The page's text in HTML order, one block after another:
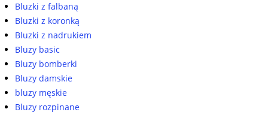
Bluzki z falbaną
Bluzki z koronką
Bluzki z nadrukiem
Bluzy basic
Bluzy bomberki
Bluzy damskie
bluzy męskie
Bluzy rozpinane